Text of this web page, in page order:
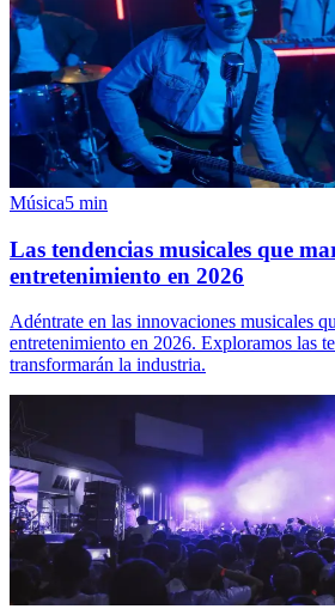
Música5 min
Las tendencias musicales que
entretenimiento en 2026
Adéntrate en las innovaciones musicales
entretenimiento en 2026. Exploramos las
transformarán la industria.